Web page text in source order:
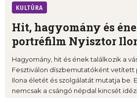
KULTÚRA
Hit, hagyomány és
portréfilm Nyisztor
Hagyomány, hit és ének találkozik a
Fesztiválon díszbemutatóként vetített
Ilona életét és szolgálatát mutatja be.
nemcsak a csángó népdal kincsét idézi